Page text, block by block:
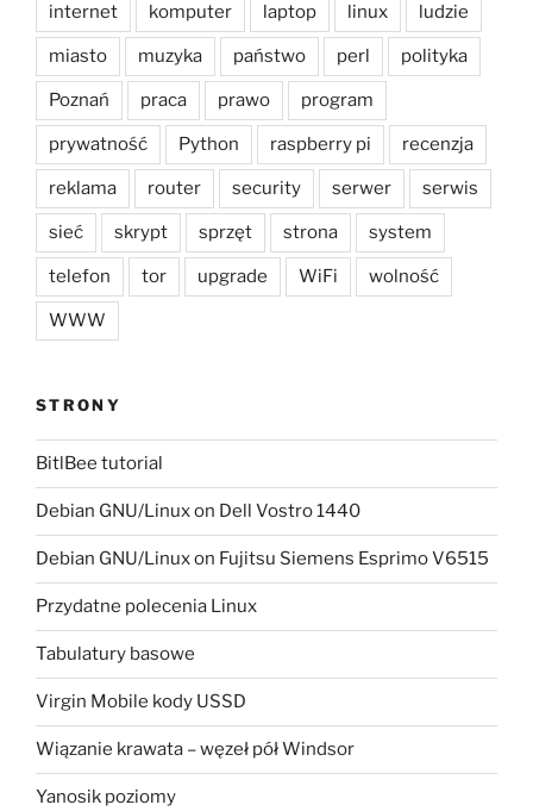
internet komputer laptop linux ludzie
miasto muzyka państwo perl polityka
Poznań praca prawo program
prywatność Python raspberry pi recenzja
reklama router security serwer serwis
sieć skrypt sprzęt strona system
telefon tor upgrade WiFi wolność
WWW
STRONY
BitlBee tutorial
Debian GNU/Linux on Dell Vostro 1440
Debian GNU/Linux on Fujitsu Siemens Esprimo V6515
Przydatne polecenia Linux
Tabulatury basowe
Virgin Mobile kody USSD
Wiązanie krawata – węzeł pół Windsor
Yanosik poziomy